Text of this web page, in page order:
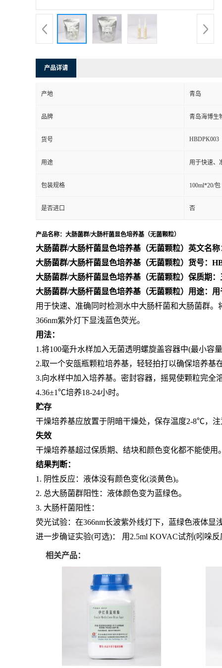
产品详请
产地 青岛
品牌 青岛海博生
货号 HBDPK003
用途 用于快速、
包装规格 100ml*20/包
是否进口 否
产品名称：大肠菌群/大肠杆菌显色培养基（无菌颗粒）
大肠菌群/大肠杆菌显色培养基（无菌颗粒）英文名称
大肠菌群/大肠杆菌显色培养基（无菌颗粒）货号：
大肠菌群/大肠杆菌显色培养基（无菌颗粒）保质期：
大肠菌群/大肠杆菌显色培养基（无菌颗粒）用途：
用于快速、准确同时检测水中大肠杆菌和大肠菌群
366nm紫外灯下显浅蓝色荧光。
用法：
1.将100毫升水样加入无菌透明螺旋盖容器中(最小容
2.取一个安瓿瓶颗粒培养基，轻轻拍打以确保培养
3.向水样中加入培养基。密封容器，摇晃使颗粒完全
4.36±1℃培养18-24小时。
贮存
干燥培养基应放置于阴暗干燥处，保存温度2-8℃，
失效
干燥培养基超过保质期、结块和颜色变化都不能使用
结果判断：
1. 阴性反应：液体没有颜色变化(淡黄色)。
2. 总大肠菌群阳性：液体颜色变为蓝绿色。
3. 大肠杆菌阳性：
荧光试验：在366nm长波紫外线灯下，蓝绿色液体
进一步确证实验(可选)： 用2.5ml KOVAC试剂(吲哚
相关产品：